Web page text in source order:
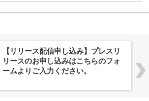
株式会社PlnX、アジア最大級のグロ
ーバルWeb3カンファレンス
「WebX2026」とのコラボレーショ